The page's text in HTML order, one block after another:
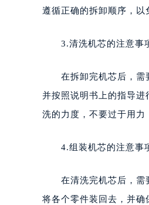
遵循正确的拆卸顺序，以
3.清洗机芯的注意事
在拆卸完机芯后，需要
并按照说明书上的指导
洗的力度，不要过于用力
4.组装机芯的注意事
在清洗完机芯后，需要
将各个零件装回去，并